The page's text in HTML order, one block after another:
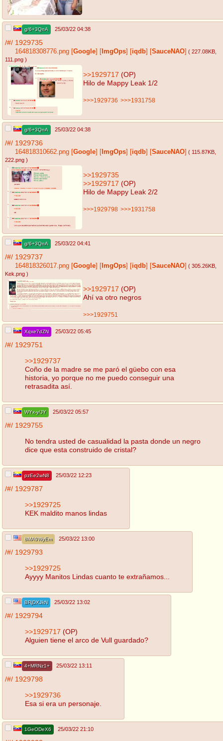
g/6+3QnA 25/03/22 04:38
/#/ 1929735
164818308776.png Google ImgOps iqdb SauceNAO ( 227.08KB
111.png )
>>1929717 (OP)
Hilo de Mappy Leak 1/2
>>>1929736 >>>1931758
g/6+3QnA 25/03/22 04:38
/#/ 1929736
164818310662.png Google ImgOps iqdb SauceNAO ( 115.87KB
222.png )
>>1929735
>>1929717 (OP)
Hilo de Mappy Leak 2/2
>>>1929798 >>>1931758
g/6+3QnA 25/03/22 04:41
/#/ 1929737
164818326017.png Google ImgOps iqdb SauceNAO ( 305.26KB
Kek.png )
>>1929717 (OP)
Ahí va otro negros
>>>1929751
Xqxe7dZN 25/03/22 05:45
/#/ 1929751
>>1929737
Coño de la madre se me paró el güebo con esa
historia, yo porque no me puedo conseguir una
retrasadita así.
WYx-y/JY 25/03/22 05:57
/#/ 1929755
No tendra usted de casualidad la pasta donde un negro
dice que esta construido de cristal?
pzEe2wN8 25/03/22 12:23
/#/ 1929787
>>1929725
KEK maldito manos lindas
8MA0WyEm 25/03/22 13:00
/#/ 1929793
>>1929725
Ayyyy Manitos Lindas cuanto te extrañamos...
BRjDXJkN 25/03/22 13:02
/#/ 1929794
>>1929717 (OP)
Alguien tiene el arco de Vull guardado?
4+MRNz1+ 25/03/22 13:11
/#/ 1929798
>>1929736
Esa si era un personaje.
1GeODeX6 25/03/22 21:10